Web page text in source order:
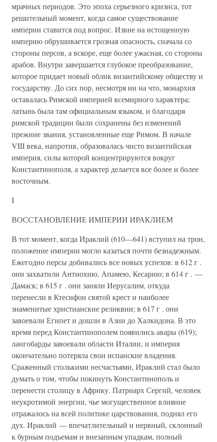
мрачных периодов. Это эпоха серьезного кризиса, тот
решительный момент, когда самое существование
империи ставится под вопрос. Извне на истощенную
империю обрушивается грозная опасность, сначала со
стороны персов, а вскоре, еще более ужасная, со стороны
арабов. Внутри завершается глубокое преобразование,
которое придает новый облик византийскому обществу и
государству. До сих пор, несмотря ни на что, монархия
оставалась Римской империей всемирного характера;
латынь была там официальным языком, и благодаря
римской традиции были сохранены без изменений
прежние звания, установленные еще Римом. В начале
VIII века, напротив, образовалась чисто византийская
империя, силы которой концентрируются вокруг
Константинополя, а характер делается все более и более
восточным.
I
ВОССТАНОВЛЕНИЕ ИМПЕРИИ ИРАКЛИЕМ
В тот момент, когда Ираклий (610—641) вступил на трон,
положение империи могло казаться почти безнадежным.
Ежегодно персы добивались все новых успехов: в 612 г .
они захватили Антиохию, Апамею, Кесарию; в 614 г . —
Дамаск; в 615 г . они заняли Иерусалим, откуда
перенесли в Ктесифон святой крест и наиболее
знаменитые христианские реликвии; в 617 г . они
завоевали Египет и дошли в Азии до Халкидона. В это
время перед Константинополем появились авары (619);
лангобарды завоевали области Италии, и империя
окончательно потеряла свои испанские владения.
Сраженный столькими несчастьями, Ираклий стал было
думать о том, чтобы покинуть Константинополь и
перенести столицу в Африку. Патриарх Сергий, человек
неукротимой энергии, чье могущественное влияние
отражалось на всей политике царствования, поднял его
дух. Ираклий — впечатлительный и нервный, склонный
к бурным подъемам и внезапным упадкам, полный